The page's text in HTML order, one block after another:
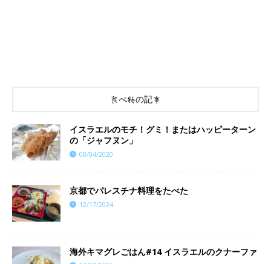
食べ物の記事
イスラエルのモチ！グミ！またはハッピーターン
の「ジャフヌン」
08/04/2020
京都でパレスチナ料理をたべた
12/17/2024
海外キマグレごはん#14 イスラエルのクナーファ